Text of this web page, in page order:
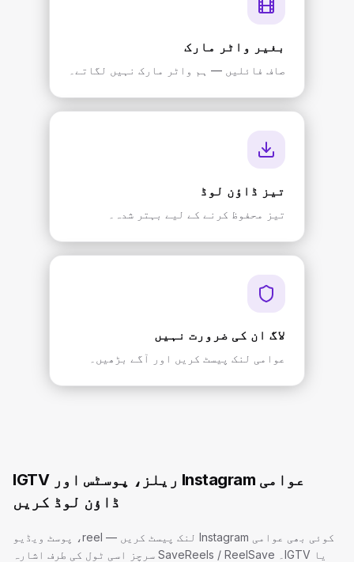
بغیر واٹر مارک
صاف فائلیں — ہم واٹر مارک نہیں لگاتے۔
تیز ڈاؤن لوڈ
تیز محفوظ کرنے کے لیے بہتر شدہ۔
لاگ ان کی ضرورت نہیں
عوامی لنک پیسٹ کریں اور آگے بڑھیں۔
عوامی Instagram ریلز، پوسٹس اور IGTV
ڈاؤن لوڈ کریں
کوئی بھی عوامی Instagram لنک پیسٹ کریں — reel، پوسٹ ویڈیو
یا IGTV۔ SaveReels / ReelSave سرچز اسی ٹول کی طرف اشارہ